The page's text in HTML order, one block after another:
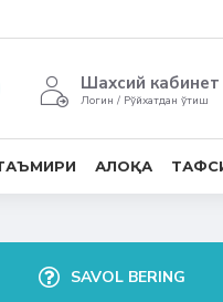
Шахсий кабинет
Логин / Рўйхатдан ўтиш
АЛОҚА
SAVOL BERING